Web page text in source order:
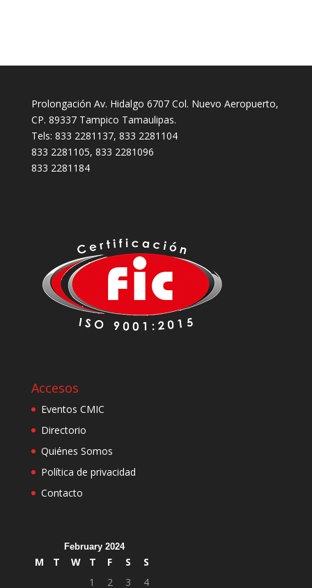
Prolongación Av. Hidalgo 6707 Col. Nuevo Aeropuerto,
CP. 89337 Tampico Tamaulipas.
Tels: 833 2281137, 833 2281104
833 2281105, 833 2281096
833 2281184
Accesos
Eventos CMIC
Directorio
Quiénes Somos
Política de privacidad
Contacto
February 2024
M T W T F S
S
1
2 3 4